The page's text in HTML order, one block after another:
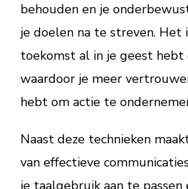
behouden en je
je doelen na te streven. Het
toekomst al in je geest hebt
waardoor je meer
hebt om actie te
Naast deze technieken
van effectieve